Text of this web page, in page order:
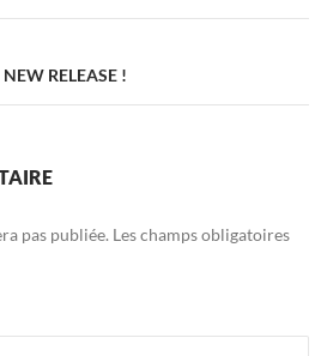
RELEASE !
pas publiée. Les champs obligatoires